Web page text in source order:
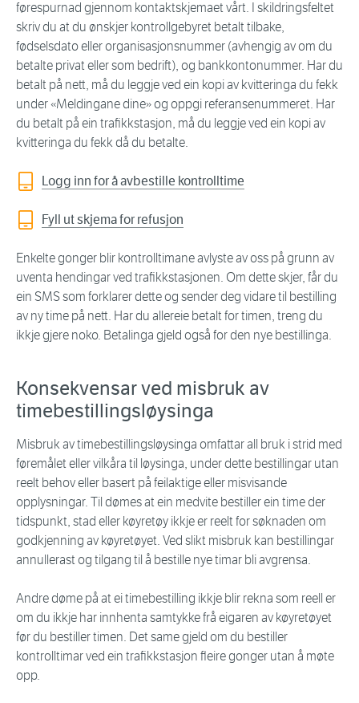
førespurnad gjennom kontaktskjemaet vårt. I skildringsfeltet
skriv du at du ønskjer kontrollgebyret betalt tilbake,
fødselsdato eller organisasjonsnummer (avhengig av om du
betalte privat eller som bedrift), og bankkontonummer. Har du
betalt på nett, må du leggje ved ein kopi av kvitteringa du fekk
under «Meldingane dine» og oppgi referansenummeret. Har
du betalt på ein trafikkstasjon, må du leggje ved ein kopi av
kvitteringa du fekk då du betalte.
Logg inn for å avbestille kontrolltime
Fyll ut skjema for refusjon
Enkelte gonger blir kontrolltimane avlyste av oss på grunn av
uventa hendingar ved trafikkstasjonen. Om dette skjer, får du
ein SMS som forklarer dette og sender deg vidare til bestilling
av ny time på nett. Har du allereie betalt for timen, treng du
ikkje gjere noko. Betalinga gjeld også for den nye bestillinga.
Konsekvensar ved misbruk av
timebestillingsløysinga
Misbruk av timebestillingsløysinga omfattar all bruk i strid med
føremålet eller vilkåra til løysinga, under dette bestillingar utan
reelt behov eller basert på feilaktige eller misvisande
opplysningar. Til dømes at ein medvite bestiller ein time der
tidspunkt, stad eller køyretøy ikkje er reelt for søknaden om
godkjenning av køyretøyet. Ved slikt misbruk kan bestillingar
annullerast og tilgang til å bestille nye timar bli avgrensa.
Andre døme på at ei timebestilling ikkje blir rekna som reell er
om du ikkje har innhenta samtykke frå eigaren av køyretøyet
før du bestiller timen. Det same gjeld om du bestiller
kontrolltimar ved ein trafikkstasjon fleire gonger utan å møte
opp.